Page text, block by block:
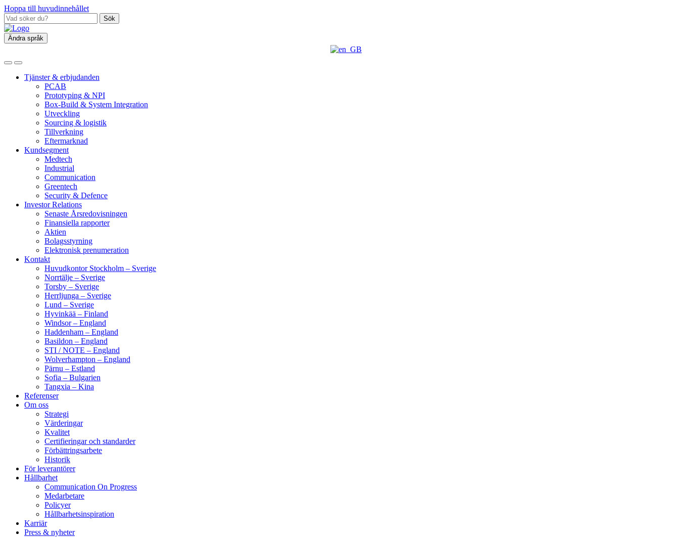
Hoppa till huvudinnehållet
Sök
Ändra språk
Tjänster & erbjudanden
PCAB
Prototyping & NPI
Box‑Build & System Integration
Utveckling
Sourcing & logistik
Tillverkning
Eftermarknad
Kundsegment
Medtech
Industrial
Communication
Greentech
Security & Defence
Investor Relations
Senaste Årsredovisningen
Finansiella rapporter
Aktien
Bolagsstyrning
Elektronisk prenumeration
Kontakt
Huvudkontor Stockholm – Sverige
Norrtälje – Sverige
Torsby – Sverige
Herrljunga – Sverige
Lund – Sverige
Hyvinkää – Finland
Windsor – England
Haddenham – England
Basildon – England
STI / NOTE – England
Wolverhampton – England
Pärnu – Estland
Sofia – Bulgarien
Tangxia – Kina
Referenser
Om oss
Strategi
Värderingar
Kvalitet
Certifieringar och standarder
Förbättringsarbete
Historik
För leverantörer
Hållbarhet
Communication On Progress
Medarbetare
Policyer
Hållbarhetsinspiration
Karriär
Press & nyheter